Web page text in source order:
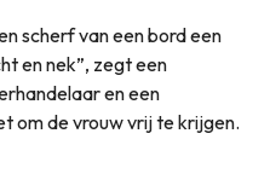
scherf van een bord een
en nek”, zegt een
en een
om de vrouw vrij te krijgen.